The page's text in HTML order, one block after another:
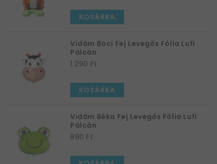
KOSÁRBA
Vidám Boci Fej Levegős Fólia Lufi
Pálcán
1 290 Ft
KOSÁRBA
Vidám Béka Fej Levegős Fólia Lufi
Pálcán
890 Ft